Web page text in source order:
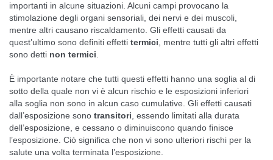
importanti in alcune situazioni. Alcuni campi provocano la
stimolazione degli organi sensoriali, dei nervi e dei muscoli,
mentre altri causano riscaldamento. Gli effetti causati da
quest’ultimo sono definiti effetti termici , mentre tutti gli altri effetti
sono detti non termici
È importante notare che tutti questi effetti hanno una soglia al di
sotto della quale non vi è alcun rischio e le esposizioni inferiori
alla soglia non sono in alcun caso cumulative. Gli effetti causati
dall’esposizione sono transitori , essendo limitati alla durata
dell’esposizione, e cessano o diminuiscono quando finisce
l’esposizione. Ciò significa che non vi sono ulteriori rischi per la
salute una volta terminata l’esposizione.